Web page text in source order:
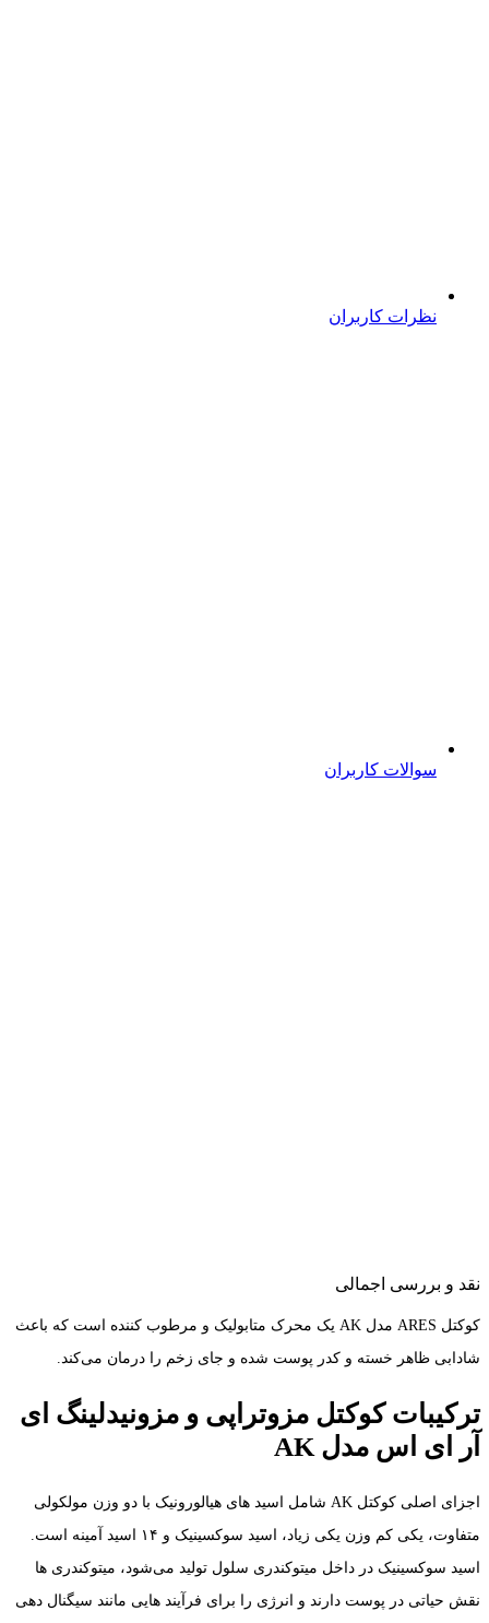
نظرات کاربران
سوالات کاربران
نقد و بررسی اجمالی
کوکتل ARES مدل AK یک محرک متابولیک و مرطوب کننده است که باعث
شادابی ظاهر خسته و کدر پوست شده و جای زخم را درمان می‌کند.
ترکیبات کوکتل مزوتراپی و مزونیدلینگ ای
آر ای اس مدل AK
اجزای اصلی کوکتل AK شامل اسید های هیالورونیک با دو وزن مولکولی
متفاوت، یکی کم وزن یکی زیاد، اسید سوکسینیک و ۱۴ اسید آمینه است.
اسید سوکسینیک در داخل میتوکندری سلول تولید می‌شود، میتوکندری‌ ها
نقش حیاتی در پوست دارند و انرژی را برای فرآیند هایی مانند سیگنال‌ دهی